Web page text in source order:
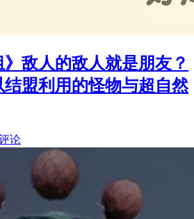
》敌人的敌人就是朋友？
盟利用的怪物与超自然
论